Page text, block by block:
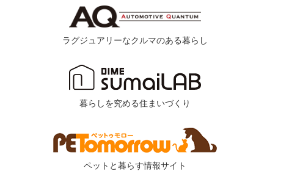
ラグジュアリーなクルマのある暮らし
暮らしを究める住まいづくり
ペットと暮らす情報サイト